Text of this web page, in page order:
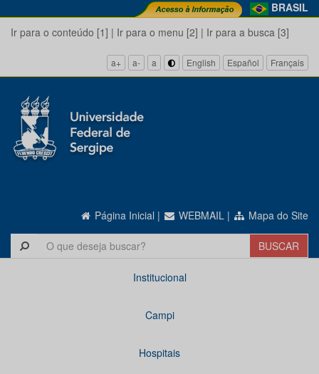
BRASIL
Ir para o conteúdo [1] | Ir para o menu [2] | Ir para a busca [3]
a+ a- a English Español Français
Página Inicial | WEBMAIL | Mapa do Site
Institucional
Campi
Hospitais